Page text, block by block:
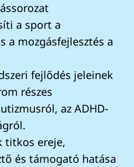
a sport a
a mozgásfejlesztés a
fejlődés jeleinek
részes
az ADHD-
titkos ereje,
és támogató hatása